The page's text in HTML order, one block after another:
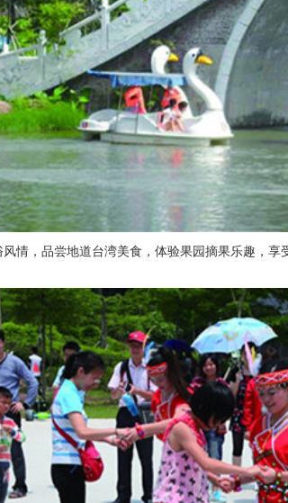
情，品尝地道台湾美食，体验果园摘果乐趣，